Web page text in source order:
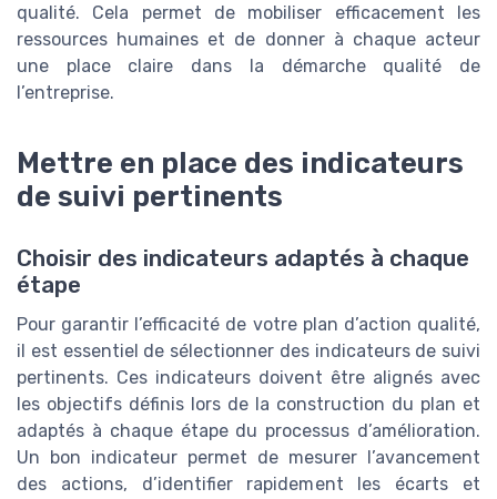
qualité. Cela permet de mobiliser efficacement les
ressources humaines et de donner à chaque acteur
une place claire dans la démarche qualité de
l’entreprise.
Mettre en place des indicateurs
de suivi pertinents
Choisir des indicateurs adaptés à chaque
étape
Pour garantir l’efficacité de votre plan d’action qualité,
il est essentiel de sélectionner des indicateurs de suivi
pertinents. Ces indicateurs doivent être alignés avec
les objectifs définis lors de la construction du plan et
adaptés à chaque étape du processus d’amélioration.
Un bon indicateur permet de mesurer l’avancement
des actions, d’identifier rapidement les écarts et